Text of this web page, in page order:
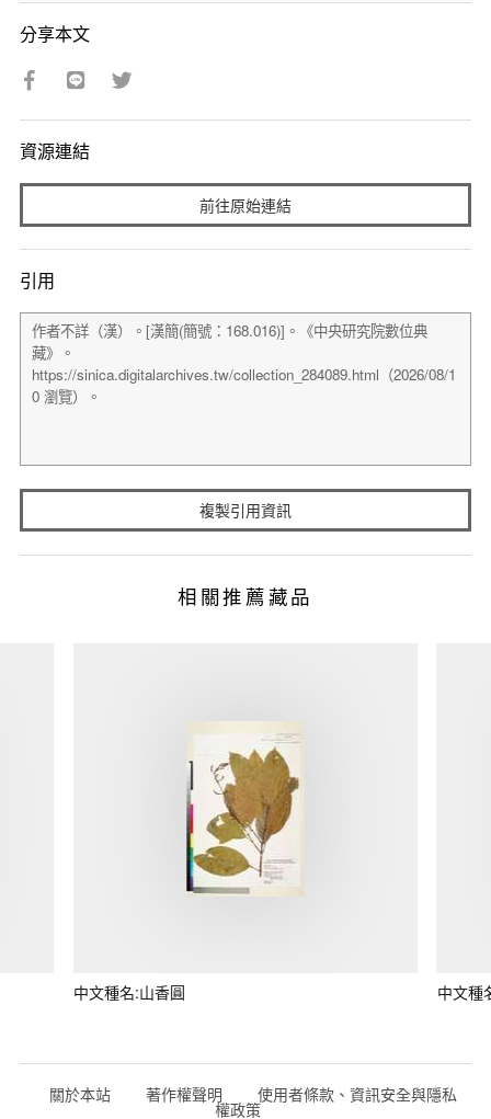
分享本文
資源連結
前往原始連結
引用
複製引用資訊
相關推薦藏品
中文種名:山香圓 中文種
關於本站 著作權聲明 使用者條款、資訊安全與隱私
權政策